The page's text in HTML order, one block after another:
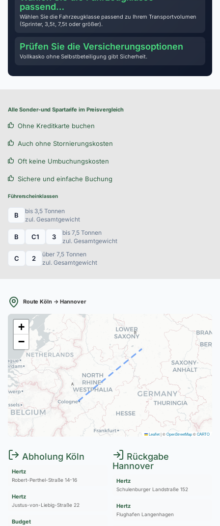
passend…
Wählen Sie die Fahrzeugklasse passend zu Ihrem Transportvolumen
(Sprinter, 3,5t, 7,5t oder größer).
Prüfen Sie die Versicherungsoptionen
Vollkasko ohne Selbstbeteiligung gibt Sicherheit.
Alle Sonder-und Spartarife im Preisvergleich
Ohne Kreditkarte buchen
Auch ohne Stornierungskosten
Oft keine Umbuchungskosten
Sichere und einfache Buchung
Führerscheinklassen
B
bis 3,5 Tonnen
zul. Gesamtgewicht
B C1 3
bis 7,5 Tonnen
zul. Gesamtgewicht
C 2
über 7,5 Tonnen
zul. Gesamtgewicht
Route Köln → Hannover
A
B
+
−
Leaflet|©OpenStreetMap©CARTO
Abholung Köln
Hertz
Robert-Perthel-Straße 14-16
Hertz
Justus-von-Liebig-Straße 22
Budget
Rückgabe
Hannover
Hertz
Schulenburger Landstraße 152
Hertz
Flughafen Langenhagen